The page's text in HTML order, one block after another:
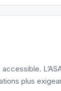
plus